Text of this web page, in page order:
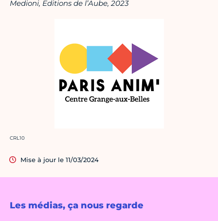
Les médias, ça nous regarde
Medioni, Editions de l’Aube, 2023
Crédit photo :
CRL10
Mise à jour le 11/03/2024